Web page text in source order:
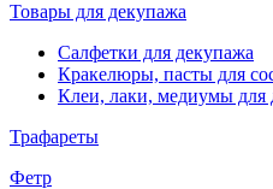
Товары для декупажа
Салфетки для декупажа
Кракелюры, пасты для
Клеи, лаки, медиумы для
Трафареты
Фетр